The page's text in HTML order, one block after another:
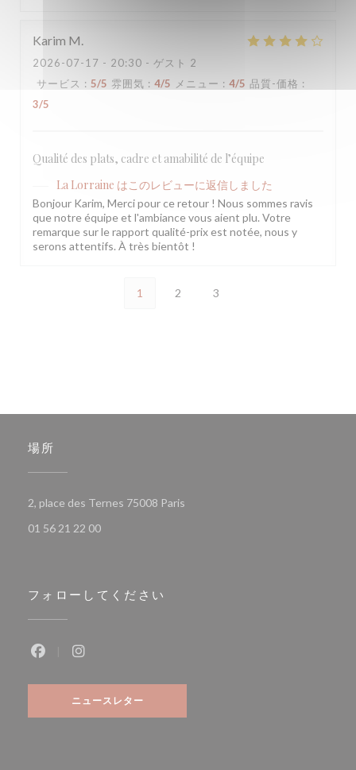
Karim M
2026-07-17 - 20:30 - ゲスト 2
サービス : 5/5 雰囲気 : 4/5 メニュー : 4/5 品質-価格 :
3/5
Qualité des plats, cadre et amabilité de l’équipe
La Lorraine はこのレビューに返信しました
Bonjour Karim, Merci pour ce retour ! Nous sommes ravis
que notre équipe et l'ambiance vous aient plu. Votre
remarque sur le rapport qualité-prix est notée, nous y
serons attentifs. À très bientôt !
1 2 3
場所
2, place des Ternes 75008 Paris
01 56 21 22 00
フォローしてください
ニュースレター